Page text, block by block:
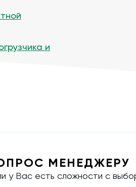
и
МЕНЕДЖЕРУ
у Вас есть сложности с